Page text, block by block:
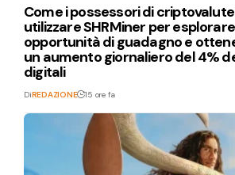
Come i possessori di
utilizzare SHRMiner per
opportunità di guadagno e
un aumento giornaliero del 4%
digitali
DiREDAZIONE 15 ore fa